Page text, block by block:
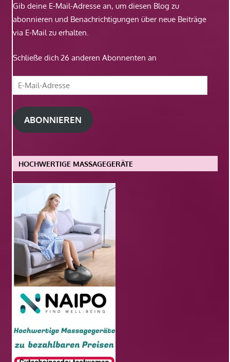
Gib deine E-Mail-Adresse an, um diesen Blog zu
abonnieren und Benachrichtigungen über neue Beiträge
via E-Mail zu erhalten.
Schließe dich 26 anderen Abonnenten an
E-
Mail-
Adresse
ABONNIEREN
HOCHWERTIGE MASSAGEGERÄTE